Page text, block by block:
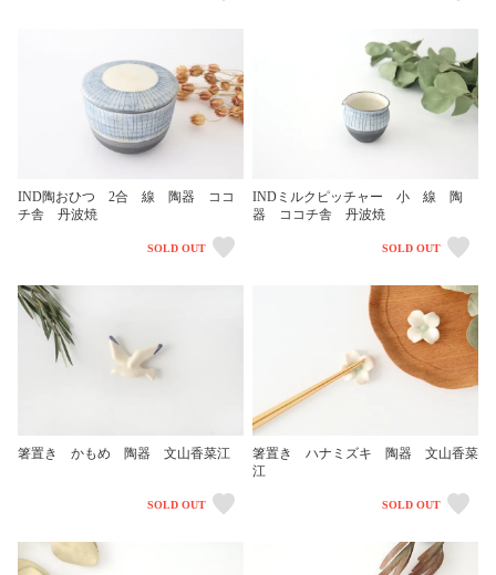
IND陶おひつ 2合 線 陶器 ココ
チ舎 丹波焼
SOLD OUT
INDミルクピッチャー 小 線 陶
器 ココチ舎 丹波焼
SOLD OUT
箸置き かもめ 陶器 文山香菜江
SOLD OUT
箸置き ハナミズキ 陶器 文山香菜
江
SOLD OUT